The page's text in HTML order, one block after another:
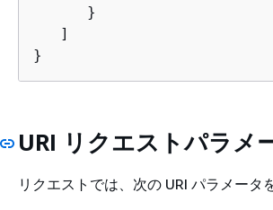
      }
   ]
}
URI リクエストパラメ
リクエストでは、次の URI パラメータ